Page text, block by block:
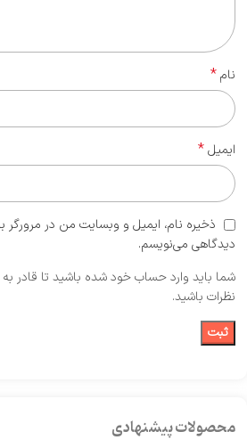
نام*
ایمیل*
ذخیره نام، ایمیل و وبسایت من در مرورگر
دیدگاهی می‌نویسم.
شما باید وارد حساب خود شده باشید تا قادر
نظرات باشید.
محصولات پیشنهادی